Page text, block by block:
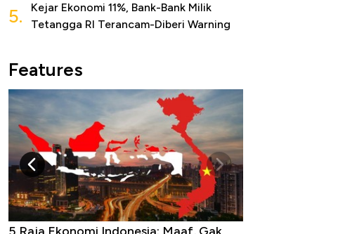
5.
Kejar Ekonomi 11%, Bank-Bank Milik
Tetangga RI Terancam-Diberi Warning
Features